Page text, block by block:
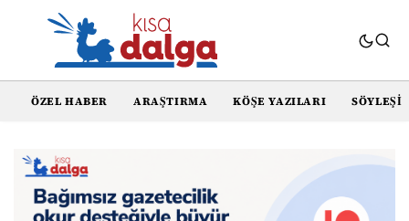
ÖZEL HABER ARAŞTIRMA KÖŞE YAZILARI SÖYLEŞI